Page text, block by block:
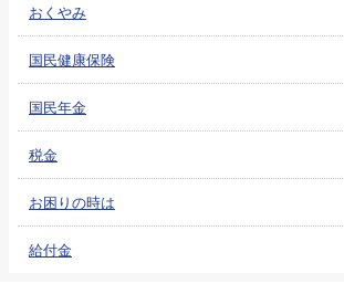
おくやみ
国民健康保険
国民年金
税金
お困りの時は
給付金